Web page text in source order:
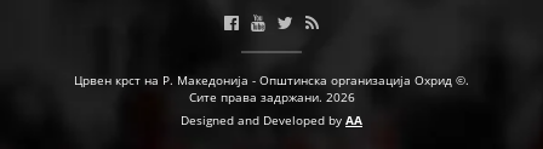
ПРЕЗЕНТАЦИИ
Црвен крст на Р. Македонија - Општинска организација Охрид ©.
Сите права задржани. 2026
Designed and Developed by AA